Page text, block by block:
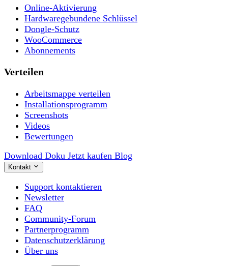
Online-Aktivierung
Hardwaregebundene Schlüssel
Dongle-Schutz
WooCommerce
Abonnements
Verteilen
Arbeitsmappe verteilen
Installationsprogramm
Screenshots
Videos
Bewertungen
Download Doku Jetzt kaufen Blog
Kontakt
Support kontaktieren
Newsletter
FAQ
Community-Forum
Partnerprogramm
Datenschutzerklärung
Über uns